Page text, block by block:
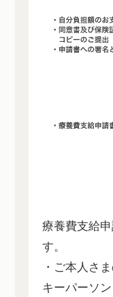
療養費支給
す。
・ご本人さ
キーパーソ